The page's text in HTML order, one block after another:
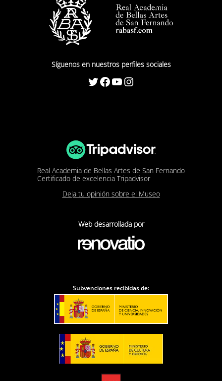
Síguenos en nuestros perfiles sociales
Twitter Facebook YouTube Instagram
Real Academia de Bellas Artes de San Fernando
Certificado de excelencia Tripadvisor
Deja tu opinión sobre el Museo
Web desarrollada por
Subvenciones recibidas de: